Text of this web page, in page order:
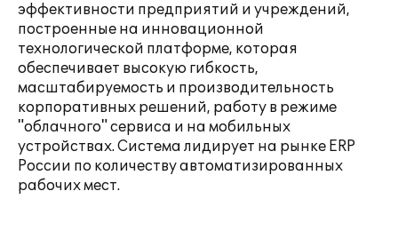
эффективности предприятий и учреждений,
построенные на инновационной
технологической платформе, которая
обеспечивает высокую гибкость,
масштабируемость и производительность
корпоративных решений, работу в режиме
"облачного" сервиса и на мобильных
устройствах. Система лидирует на рынке ERP
России по количеству автоматизированных
рабочих мест.